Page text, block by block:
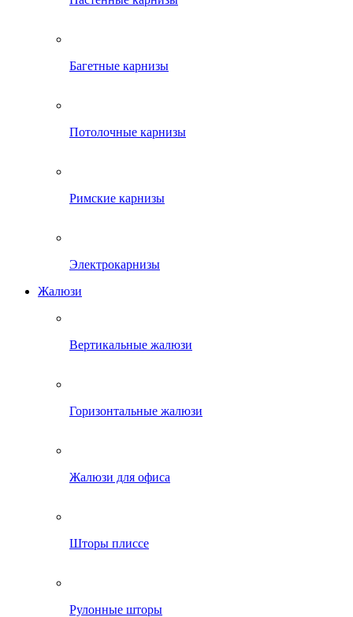
Багетные карнизы
Потолочные карнизы
Римские карнизы
Электрокарнизы
Жалюзи
Вертикальные жалюзи
Горизонтальные жалюзи
Жалюзи для офиса
Шторы плиссе
Рулонные шторы